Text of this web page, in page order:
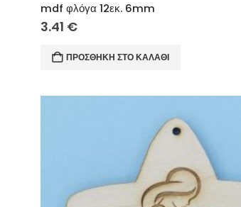
mdf φλόγα 12εκ. 6mm
3.41 €
ΠΡΟΣΘΉΚΗ ΣΤΟ ΚΑΛΆΘΙ